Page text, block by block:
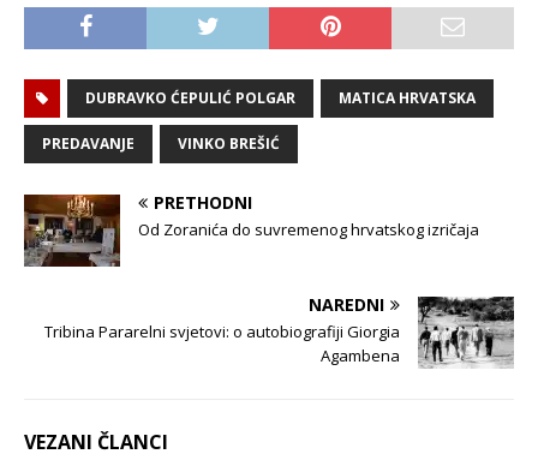
DUBRAVKO ĆEPULIĆ POLGAR MATICA HRVATSKA
PREDAVANJE VINKO BREŠIĆ
PRETHODNI
Od Zoranića do suvremenog hrvatskog izričaja
NAREDNI
Tribina Pararelni svjetovi: o autobiografiji Giorgia
Agambena
VEZANI ČLANCI